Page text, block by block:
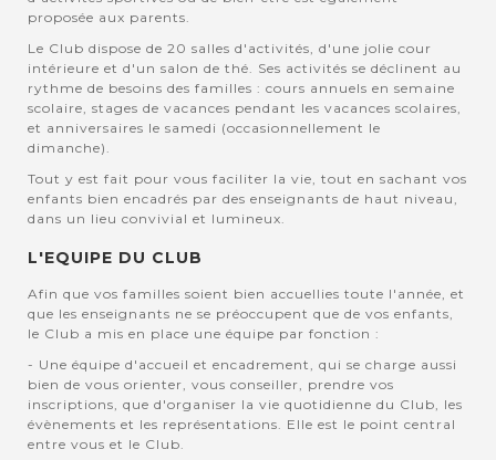
proposée aux parents.
Le Club dispose de 20 salles d'activités, d'une jolie cour
intérieure et d'un salon de thé. Ses activités se déclinent au
rythme de besoins des familles : cours annuels en semaine
scolaire, stages de vacances pendant les vacances scolaires,
et anniversaires le samedi (occasionnellement le
dimanche).
Tout y est fait pour vous faciliter la vie, tout en sachant vos
enfants bien encadrés par des enseignants de haut niveau,
dans un lieu convivial et lumineux.
L'EQUIPE DU CLUB
Afin que vos familles soient bien accuellies toute l'année, et
que les enseignants ne se préoccupent que de vos enfants,
le Club a mis en place une équipe par fonction :
- Une équipe d'accueil et encadrement, qui se charge aussi
bien de vous orienter, vous conseiller, prendre vos
inscriptions, que d'organiser la vie quotidienne du Club, les
évènements et les représentations. Elle est le point central
entre vous et le Club.